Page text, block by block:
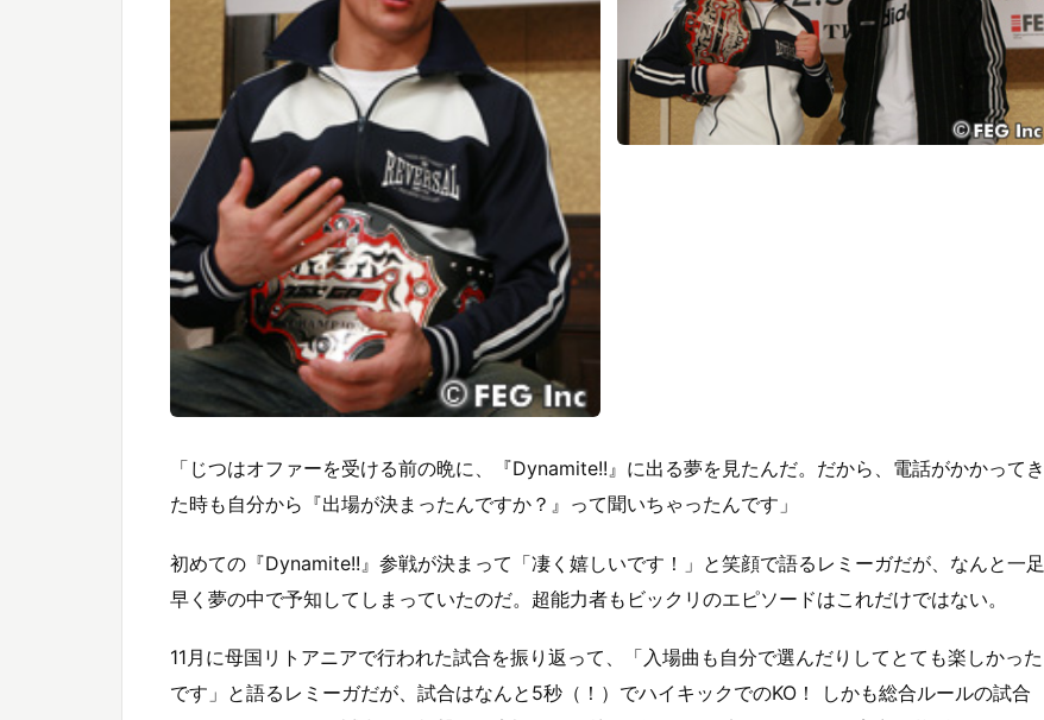
「じつはオファーを受ける前の晩に、『Dynamite!!』に出る夢を見たんだ。だから、電話がかかってき
た時も自分から『出場が決まったんですか？』って聞いちゃったんです」
初めての『Dynamite!!』参戦が決まって「凄く嬉しいです！」と笑顔で語るレミーガだが、なんと一足
早く夢の中で予知してしまっていたのだ。超能力者もビックリのエピソードはこれだけではない。
11月に母国リトアニアで行われた試合を振り返って、「入場曲も自分で選んだりしてとても楽しかった
です」と語るレミーガだが、試合はなんと5秒（！）でハイキックでのKO！ しかも総合ルールの試合